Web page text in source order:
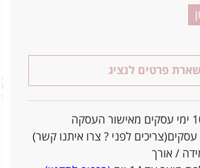
פרטים לנציג
/ אורך